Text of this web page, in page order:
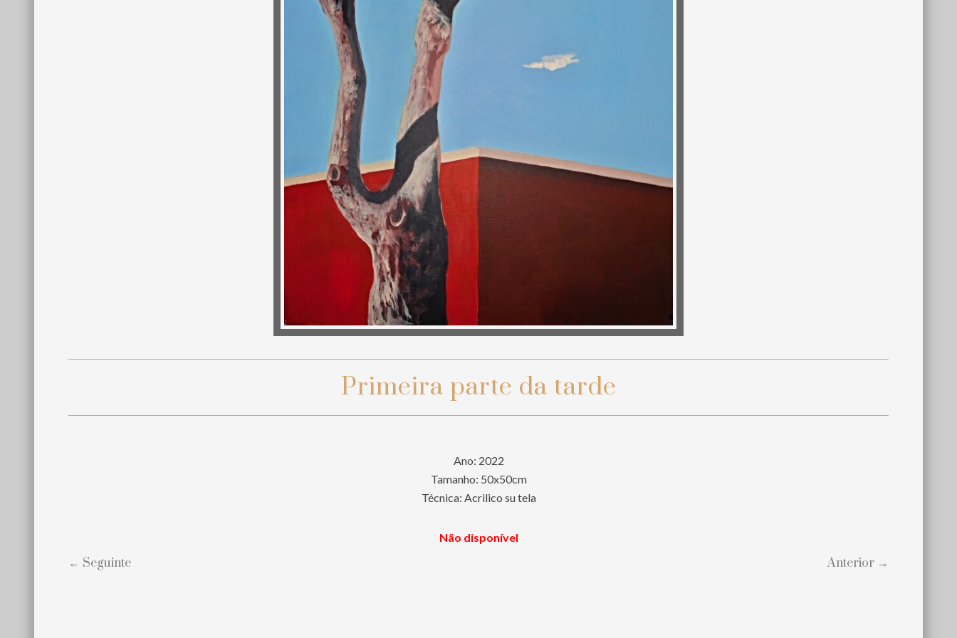
Primeira parte da tarde
Ano: 2022
Tamanho: 50x50cm
Técnica: Acrilico su tela
Não disponível
← Seguinte Anterior →